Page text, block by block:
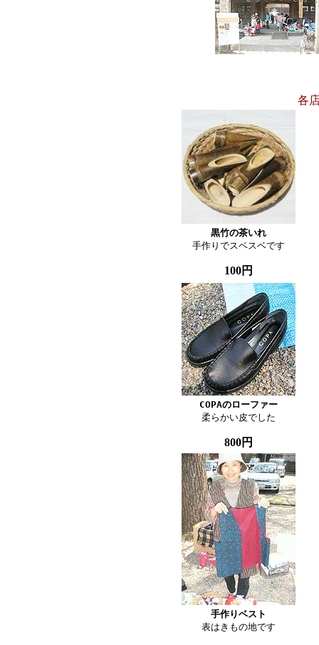
各
黒竹の茶いれ
手作りでスベスベです
100円
COPAのローファー
柔らかい皮でした
800円
手作りベスト
表はきもの地です